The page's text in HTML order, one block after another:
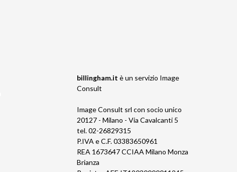
billingham.it è un servizio Image
Consult
Image Consult srl con socio unico
20127 - Milano - Via Cavalcanti 5
tel. 02-26829315
P.IVA e C.F. 03383650961
REA 1673647 CCIAA Milano Monza
Brianza